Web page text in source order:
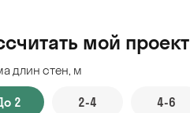
мой проект
длин стен, м
2 2-4 4-6